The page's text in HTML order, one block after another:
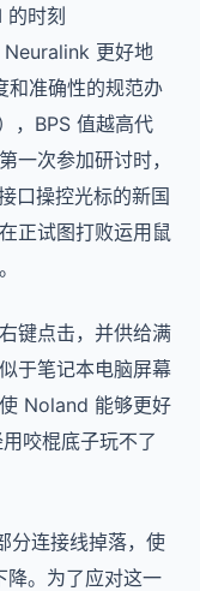
时刻
更好地
和准确性的规范办
，BPS 值越高代
一次参加研讨时，
口操控光标的新国
正试图打败运用鼠
键点击，并供给满
于笔记本电脑屏幕
Noland 能够更好
咬棍底子玩不了
分连接线掉落，使
降。为了应对这一